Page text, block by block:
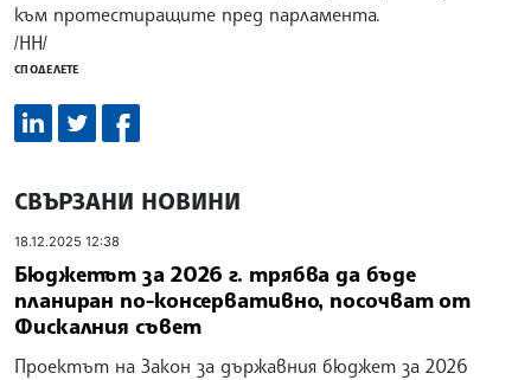
към протестиращите пред парламента.
/НН/
СПОДЕЛЕТЕ
СВЪРЗАНИ НОВИНИ
18.12.2025 12:38
Бюджетът за 2026 г. трябва да бъде
планиран по-консервативно, посочват от
Фискалния съвет
Проектът на Закон за държавния бюджет за 2026